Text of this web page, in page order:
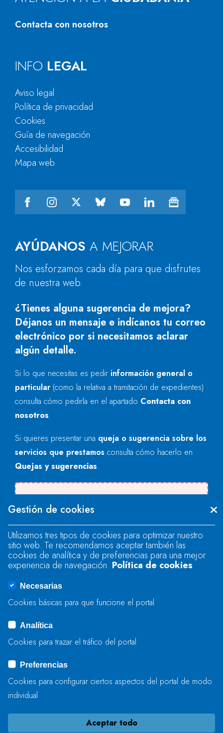
Contacta con nosotros
AYÚDANOS A MEJORAR
Nos esforzamos cada día para que disfrutes
de nuestra web.
¿Tienes alguna sugerencia de mejora?
Déjanos un mensaje e indícanos tu correo
electrónico por si necesitamos aclarar
algún detalle.
Si lo que necesitas es pedir información general o
particular (como la relativa a tramitación de expedientes)
consulta cómo pedirla en el apartado Contacta con
nosotros.
Si quieres presentar una queja o sugerencia sobre los
servicios que prestamos consulta cómo hacerlo en
Quejas y sugerencias.
"text".
Se produjo un error al cargar el campo
"text".
Se produjo un error al cargar el campo
ENVIAR
INFO LEGAL
Aviso legal
Política de privacidad
Cookies
Guía de navegación
Accesibilidad
Mapa web
Gestión de cookies
Utilizamos tres tipos de cookies para optimizar nuestro
sitio web. Te recomendamos aceptar también las
cookies de analítica y de preferencias para una mejor
experiencia de navegación. Política de cookies
Necesarias
Cookies básicas para que funcione el portal
Analítica
Cookies para trazar el tráfico del portal
Preferencias
Cookies para configurar ciertos aspectos del portal de modo
individual
Aceptar todo